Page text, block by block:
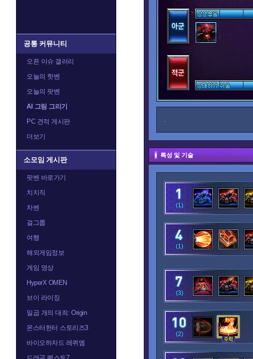
공통 커뮤니티
오픈 이슈 갤러리
오늘의 핫벤
오늘의 팟벤
AI 그림 그리기
PC 견적 게시판
더보기
소모임 게시판
팟벤 바로가기
치지직
차벤
걸그룹
여행
해외게임정보
게임 영상
HyperX OMEN
브이 라이징
일곱 개의 대죄: Origin
몬스터헌터 스토리즈3
바이오하자드 레퀴엠
.
특성 및 기술
(1)
(1)
(3)
(2)